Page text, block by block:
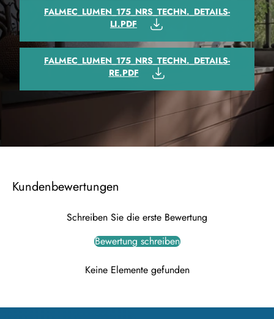
Betriebsart:Abluft und Umluft
Edelstahl
Kamin inkl.:ja
71,2 kg
Leistungsstufen:3 Stufen, 1 Boosterstufe
FALMEC_LUMEN_175_NRS_TECHN._DETAILS-
LI.PDF
FALMEC_LUMEN_175_NRS_TECHN._DETAILS-
RE.PDF
Kundenbewertungen
Schreiben Sie die erste Bewertung
Bewertung schreiben
Keine Elemente gefunden